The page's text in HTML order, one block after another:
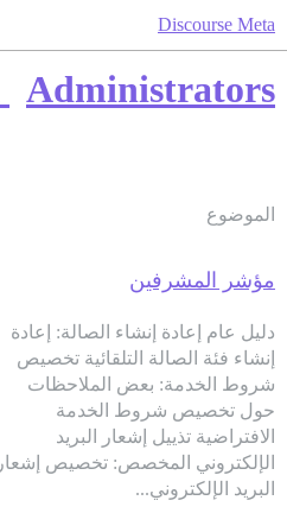
Discourse Meta
Administrators
الموضوع
مؤشر المشرفين
دليل عام إعادة إنشاء الصالة: إعادة
إنشاء فئة الصالة التلقائية تخصيص
شروط الخدمة: بعض الملاحظات
حول تخصيص شروط الخدمة
الافتراضية تذييل إشعار البريد
الإلكتروني المخصص: تخصيص إشعار
البريد الإلكتروني...